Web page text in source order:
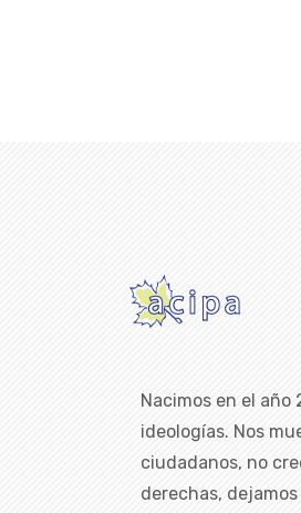
Nacimos en el
ideologías. Nos
ciudadanos, no
derechas,